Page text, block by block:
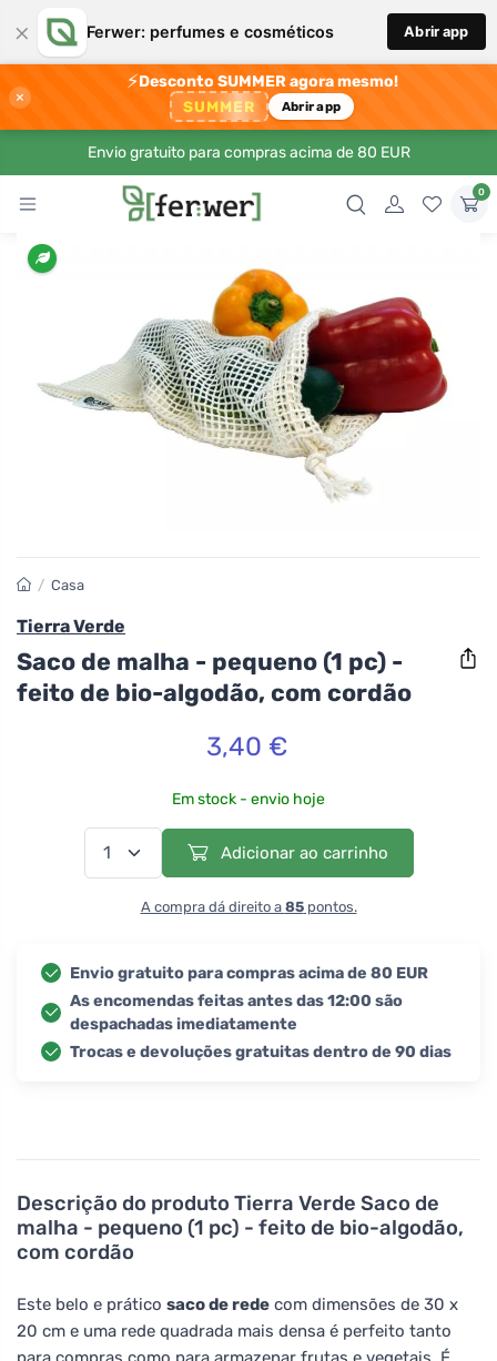
× Ferwer: perfumes e cosméticos Abrir app
×
⚡Desconto SUMMER agora mesmo!
SUMMER Abrir app
Envio gratuito para compras acima de 80 EUR
0
Descrição do produto Tierra Verde Saco de
malha - pequeno (1 pc) - feito de bio-algodão,
com cordão
Este belo e prático saco de rede com dimensões de 30 x
20 cm e uma rede quadrada mais densa é perfeito tanto
/ Casa
Tierra Verde
Saco de malha - pequeno (1 pc) -
feito de bio-algodão, com cordão
3,40 €
Em stock - envio hoje
Adicionar ao carrinho
A compra dá direito a 85pontos.
Envio gratuito para compras acima de 80 EUR
As encomendas feitas antes das 12:00 são
despachadas imediatamente
Trocas e devoluções gratuitas dentro de 90 dias